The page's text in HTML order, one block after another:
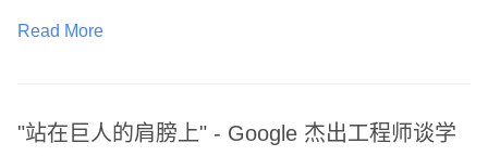
Read More
"站在巨人的肩膀上" - Google 杰出工程师谈学